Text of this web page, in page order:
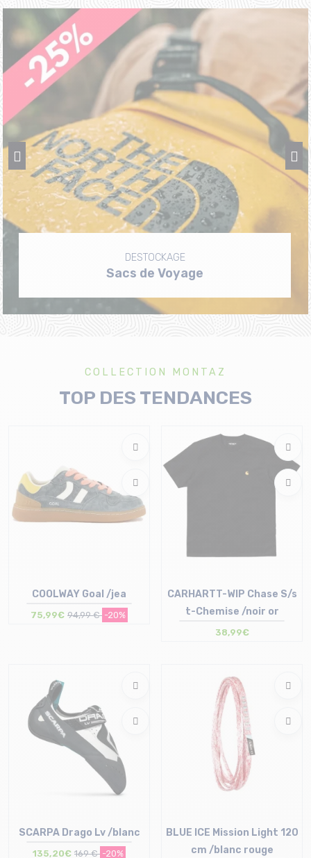
DESTOCKAGE
Sacs de Voyage
COLLECTION MONTAZ
TOP DES TENDANCES
COOLWAY Goal /jea
75,99€ 94,99 € -20%
CARHARTT-WIP Chase S/s
t-Chemise /noir or
38,99€
SCARPA Drago Lv /blanc
135,20€ 169 € -20%
BLUE ICE Mission Light 120
cm /blanc rouge